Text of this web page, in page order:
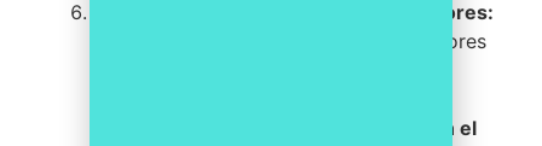
Verificar el cumplimiento de proveedores:
si la organización trabaja con proveedores
políticas de seguridad establecidas en el